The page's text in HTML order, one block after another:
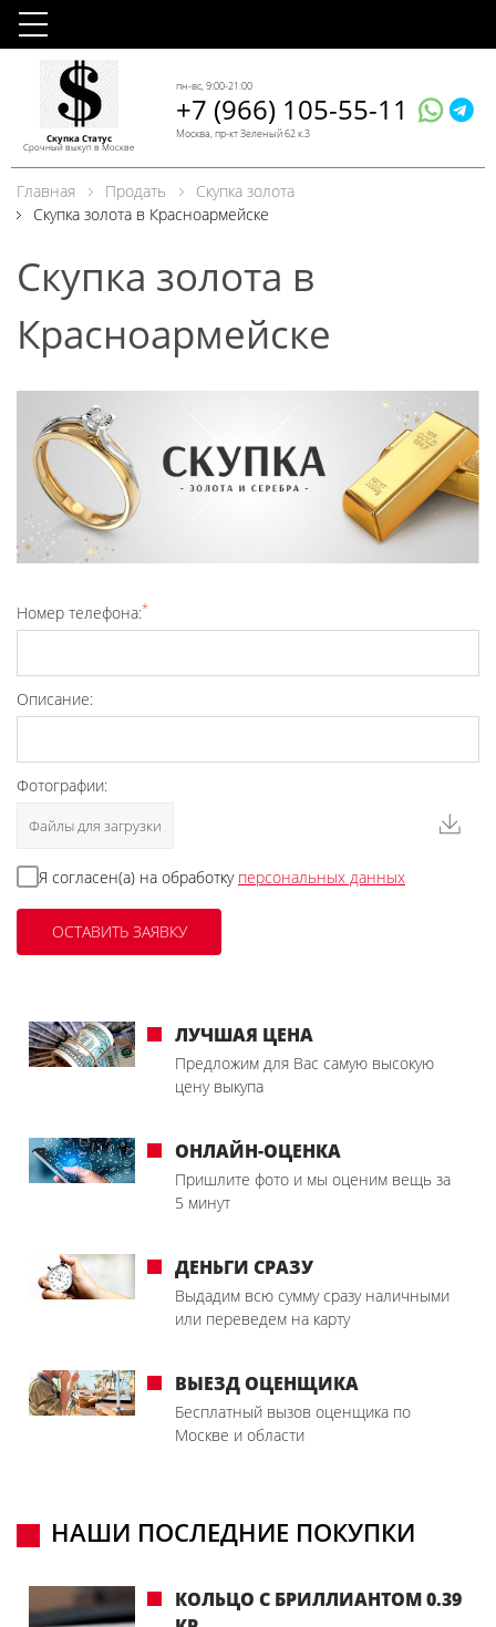
Скупка Статус
Срочный выкуп в Москве
пн-вс, 9:00-21:00
+7 (966) 105-55-11
Москва, пр-кт Зеленый 62 к.3
Главная Продать
Скупка золота
Скупка золота в Красноармейске
Скупка золота в
Красноармейске
Номер телефона:*
Описание:
Фотографии:
Файлы для загрузки
Я согласен(а) на обработку персональных данных
ЛУЧШАЯ ЦЕНА
Предложим для Вас самую высокую
цену выкупа
ОНЛАЙН-ОЦЕНКА
Пришлите фото и мы оценим вещь за
5 минут
ДЕНЬГИ СРАЗУ
Выдадим всю сумму сразу наличными
или переведем на карту
ВЫЕЗД ОЦЕНЩИКА
Бесплатный вызов оценщика по
Москве и области
НАШИ ПОСЛЕДНИЕ ПОКУПКИ
КОЛЬЦО С БРИЛЛИАНТОМ 0.39